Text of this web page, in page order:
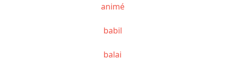
animé
babil
balai